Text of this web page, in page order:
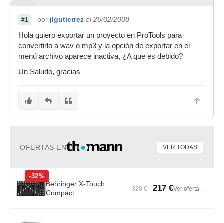
#1 por jlgutierrez el 25/02/2008
Hola quiero exportar un proyecto en ProTools para
convertirlo a wav o mp3 y la opción de exportar en el
menú archivo aparece inactiva, ¿A que es debido?
Un Saludo, gracias
OFERTAS EN VER TODAS
-32%
Behringer X-Touch
Compact
320 € 217 €Ver oferta →